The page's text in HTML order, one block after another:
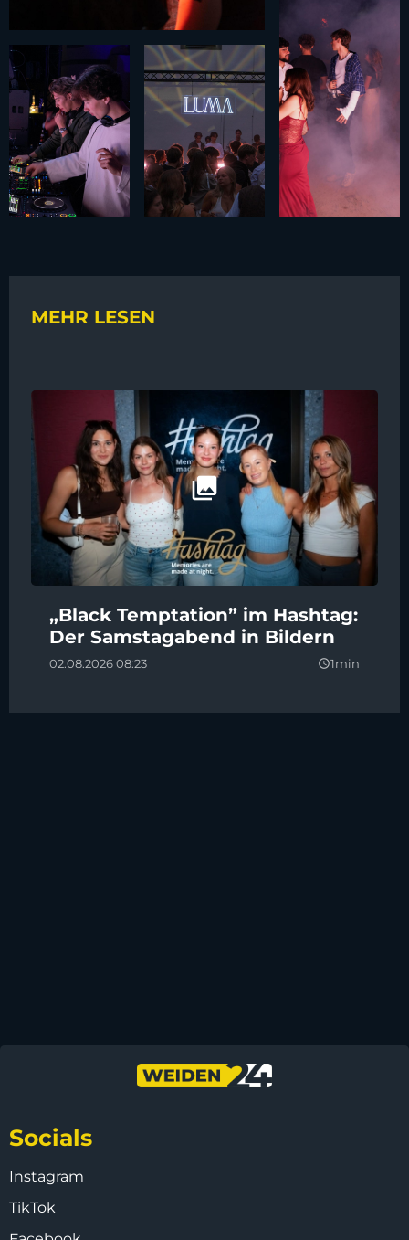
MEHR LESEN
„Black Temptation” im Hashtag:
Der Samstagabend in Bildern
02.08.2026 08:23 query_builder1min
Socials
Instagram
TikTok